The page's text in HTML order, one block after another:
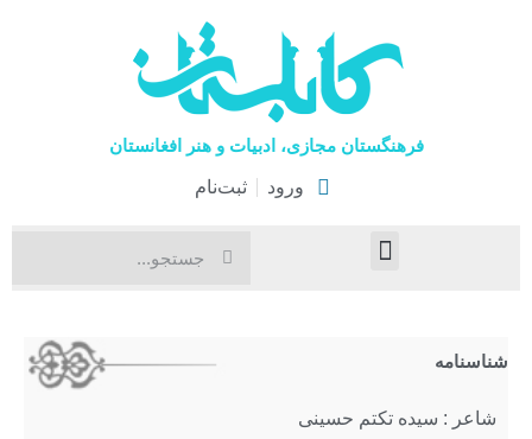
فرهنگستان مجازی، ادبیات و هنر افغانستان
ورود ثبت‌نام
شناسنامه
شاعر : سیده تکتم حسینی